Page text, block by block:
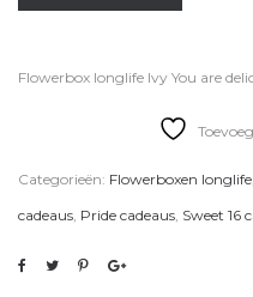
Flowerbox longlife Ivy You are
Categorieën: Flowerboxen longlife
cadeaus, Pride cadeaus, Sweet 16